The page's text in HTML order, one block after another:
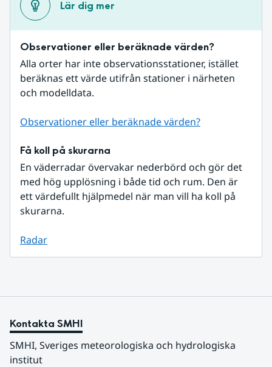
Lär dig mer
Observationer eller beräknade värden?
Alla orter har inte observationsstationer, istället
beräknas ett värde utifrån stationer i närheten
och modelldata.
Observationer eller beräknade värden?
Få koll på skurarna
En väderradar övervakar nederbörd och gör det
med hög upplösning i både tid och rum. Den är
ett värdefullt hjälpmedel när man vill ha koll på
skurarna.
Radar
Kontakta SMHI
SMHI, Sveriges meteorologiska och hydrologiska
institut